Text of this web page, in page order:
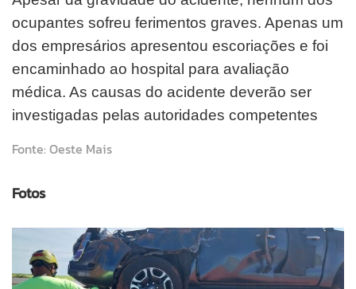
ocupantes sofreu ferimentos graves. Apenas um
dos empresários apresentou escoriações e foi
encaminhado ao hospital para avaliação
médica. As causas do acidente deverão ser
investigadas pelas autoridades competentes
Fonte: Oeste Mais
Fotos